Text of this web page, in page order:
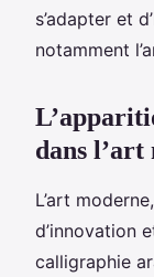
s’adapter et
notamment
dans l’art
L’art
d’innovation
calligraphie